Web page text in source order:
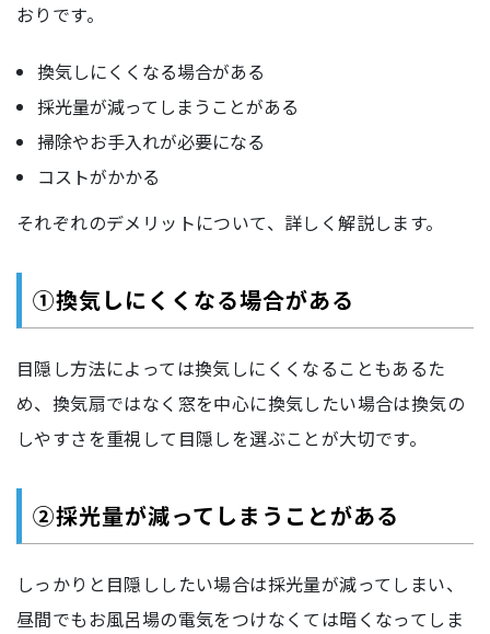
おりです。
換気しにくくなる場合がある
採光量が減ってしまうことがある
掃除やお手入れが必要になる
コストがかかる
それぞれのデメリットについて、詳しく解説します。
①換気しにくくなる場合がある
目隠し方法によっては換気しにくくなることもあるた
め、換気扇ではなく窓を中心に換気したい場合は換気の
しやすさを重視して目隠しを選ぶことが大切です。
②採光量が減ってしまうことがある
しっかりと目隠ししたい場合は採光量が減ってしまい、
昼間でもお風呂場の電気をつけなくては暗くなってしま